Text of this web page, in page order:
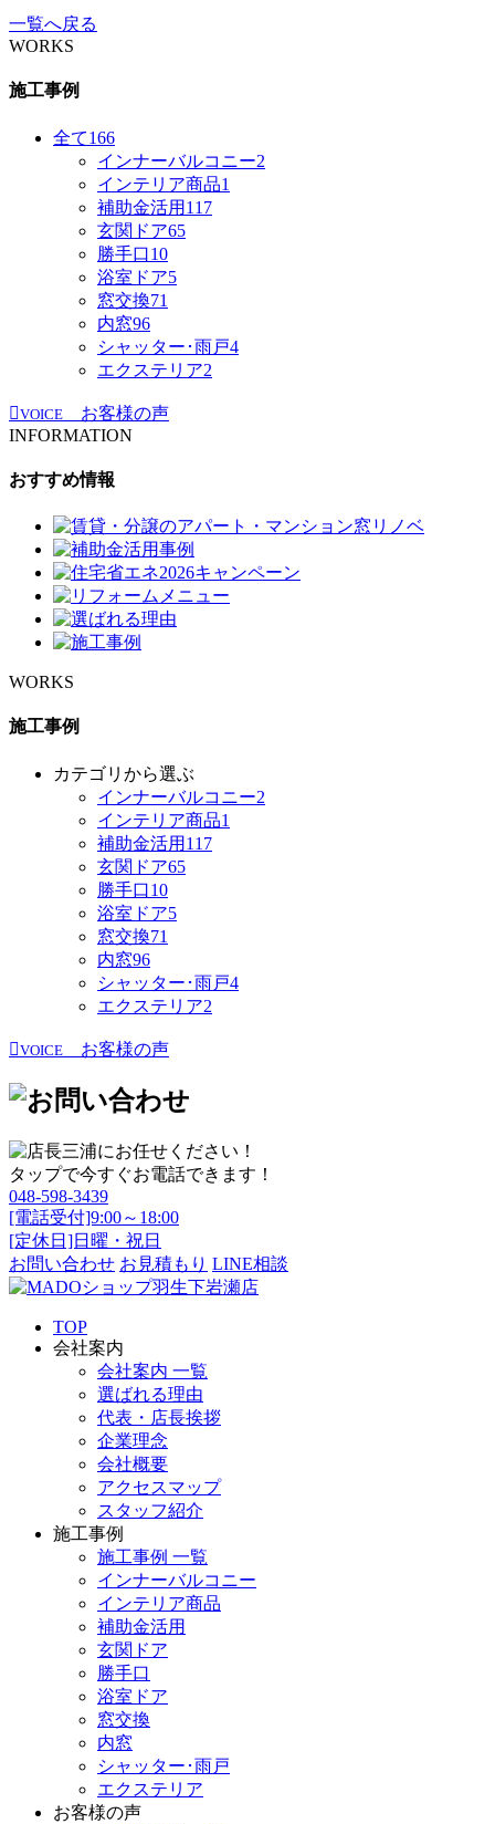
一覧へ戻る
WORKS
施工事例
全て166
インナーバルコニー2
インテリア商品1
補助金活用 117
玄関ドア65
勝手口10
浴室ドア5
窓交換71
内窓96
シャッター･雨戸4
エクステリア2
VOICE
お客様の声
INFORMATION
おすすめ情報
WORKS
施工事例
カテゴリから選ぶ
インナーバルコニー2
インテリア商品1
補助金活用 117
玄関ドア65
勝手口10
浴室ドア5
窓交換71
内窓96
シャッター･雨戸4
エクステリア2
VOICE お客様の声
タップで今すぐお電話できます！
048-598-3439
[電話受付]9:00～18:00
[定休日]日曜・祝日
お問い合わせ お見積もり LINE相談
TOP
会社案内
会社案内 一覧
選ばれる理由
代表・店長挨拶
企業理念
会社概要
アクセスマップ
スタッフ紹介
施工事例
施工事例 一覧
インナーバルコニー
インテリア商品
補助金活用
玄関ドア
勝手口
浴室ドア
窓交換
内窓
シャッター･雨戸
エクステリア
お客様の声